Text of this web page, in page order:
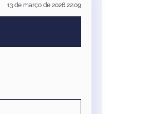
13 de março de 2026 22:09